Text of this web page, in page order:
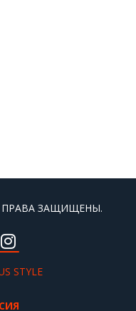
ПРАВА ЗАЩИЩЕНЫ.
STYLE